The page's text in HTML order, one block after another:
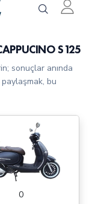
S125
sonuçlar anında
bu
0